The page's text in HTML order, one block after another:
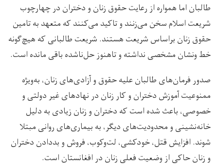
طالبان اما همواره از رعایت حقوق زنان و دختران در چهارچوب
شریعت اسلام سخن می‌زنند و تاکید می‌کنند که متعهد به تامین
حقوق زنان بر‌اساس شریعت هستند. شریعت طالبانی ‌که هیچ‌گونه
خط ‌ونشان مشخصی نداشته و تاهنوز حل‌ناشده باقی مانده است.
صدور فرمان‌های طالبان علیه حقوق و آزادی‌های زنان، به‌ویژه
ممنوعیت آموزش دختران و کار زنان در نهاد‌های غیر دولتی و
خصوصی، باعث شده است که دختران و زنان زیادی به ‌دلیل
خانه‌نشینی و محدودیت‌های دیگر، به بیماری‌های روانی مبتلا
شوند‌. افزایش قتل، خودکشی، لت‌وکوب، فروش و بد‌دادن دختران
و زنان حاکی از وضعیت فعلی زنان در افغانستان است.